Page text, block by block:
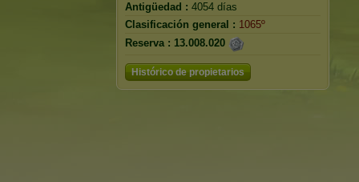
Antigüedad : 4054 días
Clasificación general : 1065º
Reserva : 13.008.020
Histórico de propietarios